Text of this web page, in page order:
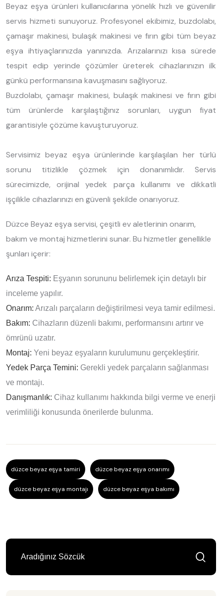
Beyaz eşya ürünleri kullanıcılarına yönelik hızlı ve güvenilir
servis hizmeti sunuyoruz. Profesyonel ekibimiz, buzdolabı,
çamaşır makinesi, bulaşık makinesi ve fırın gibi tüm beyaz
eşya ihtiyaçlarınızda yanınızda. Arızalarınızı kısa sürede
tespit edip yerinde çözümler üreterek cihazlarınızın ilk
günkü performansına kavuşmasını sağlıyoruz.
Buzdolabı, çamaşır makinesi, bulaşık makinesi ve fırın gibi
tüm ürünlerde karşılaştığınız sorunları, uygun fiyat
garantisiyle çözüme kavuşturuyoruz.
Servisimiz beyaz eşya ürünlerinde karşılaşılan her türlü
sorunu titizlikle çözmek için donanımlıdır. Servis
sürecimizde, orijinal yedek parça kullanımı ve dikkatli
işçilikle cihazlarınızı en güvenli şekilde onarıyoruz.
Düzce Beyaz eşya servisi, çeşitli ev aletlerinin onarım,
bakım ve montaj hizmetlerini sunar. Bu hizmetler genellikle
şunları içerir:
Arıza Tespiti: Eşyanın sorununu belirlemek için detaylı bir
inceleme yapılır.
Onarım: Arızalı parçaların değiştirilmesi veya tamir edilmesi.
Bakım: Cihazların düzenli bakımı, performansını artırır ve
ömrünü uzatır.
Montaj: Yeni beyaz eşyaların kurulumunu gerçekleştirir.
Yedek Parça Temini: Gerekli yedek parçaların sağlanması
ve montajı.
Danışmanlık: Cihaz kullanımı hakkında bilgi verme ve enerji
verimliliği konusunda önerilerde bulunma.
düzce beyaz eşya tamiri düzce beyaz eşya onarımı
düzce beyaz eşya montajı düzce beyaz eşya bakımı